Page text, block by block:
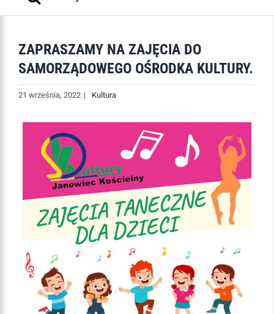
ZAPRASZAMY NA ZAJĘCIA DO
SAMORZĄDOWEGO OŚRODKA KULTURY.
21 września, 2022 | Kultura